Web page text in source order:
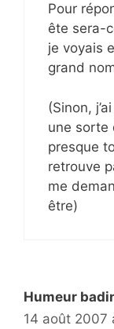
Pour
ête sera-
je voyais
grand
(Sinon,
une sorte
presque
retrouve
me
être)
Humeur
14 août 2007